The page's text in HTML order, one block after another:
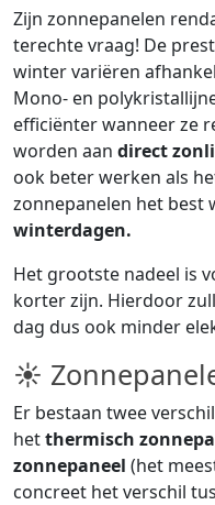
Zijn zonnepanelen
terechte vraag! De
winter variëren
Mono- en
efficiënter wanneer ze
worden aan direct
ook beter werken als
zonnepanelen het best
winterdagen.
Het grootste nadeel is
korter zijn. Hierdoor
dag dus ook minder
☀
Er bestaan twee
hetthermisch
zonnepaneel (het
concreet het verschil